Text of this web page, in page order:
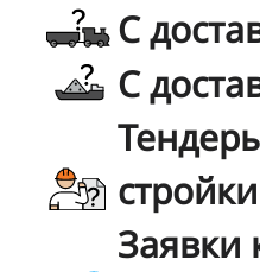
С
С
стройки
Заявки